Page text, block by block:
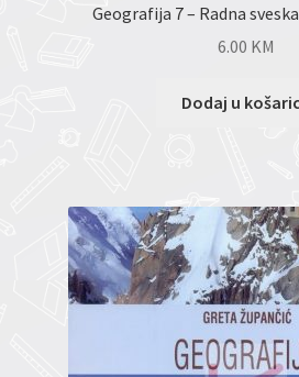
Geografija 7 – Radna
6.00 KM
Dodaj u